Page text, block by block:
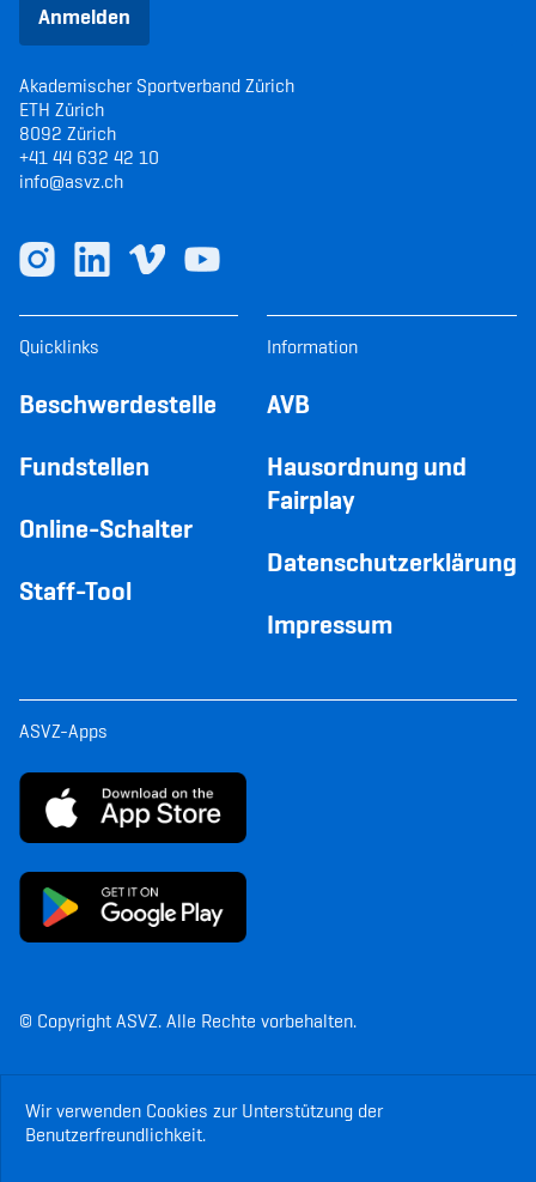
Wir verwenden Cookies zur Unterstützung der
Benutzerfreundlichkeit.
Anmelden
Akademischer Sportverband Zürich
ETH Zürich
8092 Zürich
+41 44 632 42 10
info@asvz.ch
Quicklinks
Beschwerdestelle
Fundstellen
Online-Schalter
Staff-Tool
Information
AVB
Hausordnung und
Fairplay
Datenschutzerklärung
Impressum
ASVZ-Apps
© Copyright ASVZ. Alle Rechte vorbehalten.